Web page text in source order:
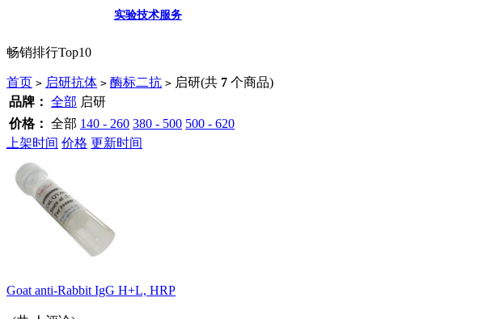
实验技术服务
畅销排行Top10
首页 > 启研抗体 > 酶标二抗 > 启研(共 7 个商品)
品牌： 全部 启研
价格： 全部 140 - 260 380 - 500 500 - 620
上架时间 价格 更新时间
Goat anti-Rabbit IgG H+L, HRP